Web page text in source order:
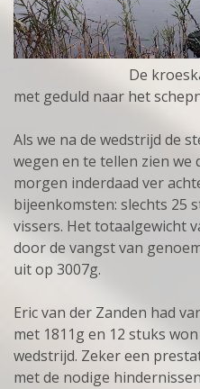
De
met geduld naar het
Als we na de wedstrijd de
wegen en te tellen zien we
morgen inderdaad ver
bijeenkomsten: slechts 25
vissers. Het totaalgewicht
door de vangst van
uit op 3007g.
Eric van der Zanden had
met 1811g en 12 stuks
wedstrijd. Zeker een
met de nodige